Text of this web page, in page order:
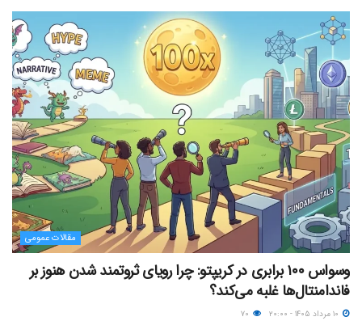
مقالات عمومی
وسواس ۱۰۰ برابری در کریپتو: چرا رویای ثروتمند شدن هنوز بر
فاندامنتال‌ها غلبه می‌کند؟